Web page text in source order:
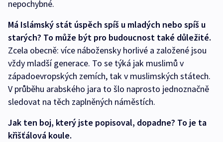
nepochybné.
Má Islámský stát úspěch spíš u mladých nebo spíš u
starých? To může být pro budoucnost také důležité.
Zcela obecně: více nábožensky horlivé a založené jsou
vždy mladší generace. To se týká jak muslimů v
západoevropských zemích, tak v muslimských státech.
V průběhu arabského jara to šlo naprosto jednoznačně
sledovat na těch zaplněných náměstích.
Jak ten boj, který jste popisoval, dopadne? To je ta
křišťálová koule.